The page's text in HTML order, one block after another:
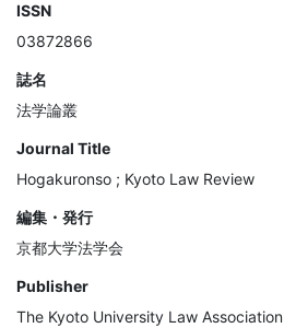
ISSN
03872866
誌名
法学論叢
Journal Title
Hogakuronso ; Kyoto Law Review
編集・発行
京都大学法学会
Publisher
The Kyoto University Law Association